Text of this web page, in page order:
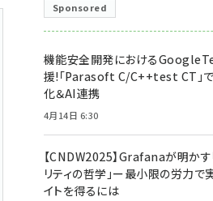
Sponsored
機能安全開発における
援!「Parasoft C/C++test CT」
化＆AI連携
4月14日 6:30
【CNDW2025】Grafanaが明かす
リティの哲学」ー最小限の労力で
イトを得るには